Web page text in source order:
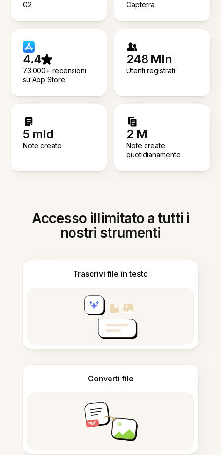
G2
Capterra
4.4
73.000+ recensioni
su App Store
248 Mln
Utenti registrati
5 mld
Note create
2 M
Note create
quotidianamente
Accesso illimitato a tutti i
nostri strumenti
Trascrivi file in testo
Converti file